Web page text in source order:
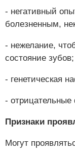
- негативный
болезненным,
- нежелание,
состояние зубов;
- генетическая
- отрицательные
Признаки
Могут